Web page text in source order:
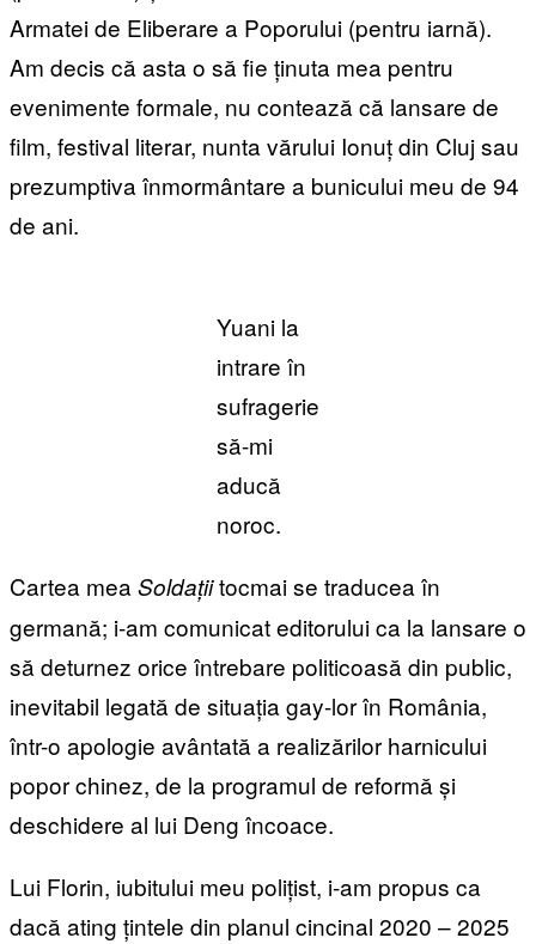
Armatei de Eliberare a Poporului (pentru iarnă).
Am decis că asta o să fie ținuta mea pentru
evenimente formale, nu contează că lansare de
film, festival literar, nunta vărului Ionuț din Cluj sau
prezumptiva înmormântare a bunicului meu de 94
de ani.
Yuani la
intrare în
sufragerie
să-mi
aducă
noroc.
Cartea mea Soldațiitocmai se traducea în
germană; i-am comunicat editorului ca la lansare o
să deturnez orice întrebare politicoasă din public,
inevitabil legată de situația gay-lor în România,
într-o apologie avântată a realizărilor harnicului
popor chinez, de la programul de reformă și
deschidere al lui Deng încoace.
Lui Florin, iubitului meu polițist, i-am propus ca
dacă ating țintele din planul cincinal 2020 – 2025